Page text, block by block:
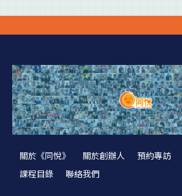
關於《同悅》 關於創辦人 預約專訪
課程目錄
聯絡我們